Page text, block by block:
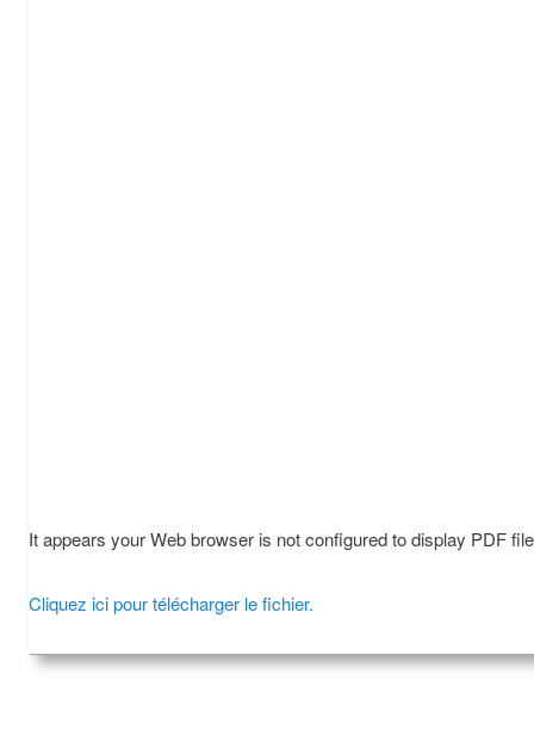
It appears your Web browser is not configured to display PDF
Cliquez ici pour télécharger le fichier.